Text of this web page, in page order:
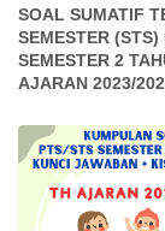
SOAL SUMATIF
SEMESTER
SEMESTER 2
AJARAN 2023/